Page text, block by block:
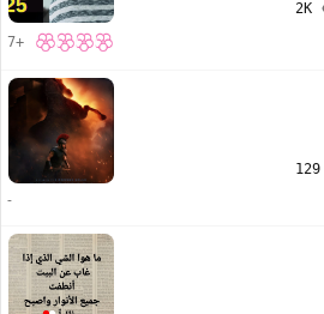
2K
+7
129
-